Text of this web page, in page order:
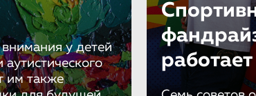
у детей
аутистического
им также
работает